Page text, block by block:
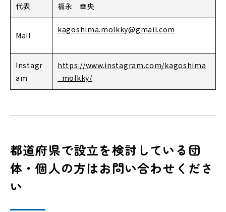
代表 福永 幸央
Mail
kagoshima.molkky@gmail.com
Instagr
am
https://www.instagram.com/kagoshima
_molkky/
都道府県で設立を検討している団
体・個人の方はお問い合わせくださ
い